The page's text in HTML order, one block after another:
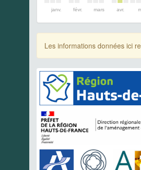
janv. févr. mars avr.
Les informations données ici